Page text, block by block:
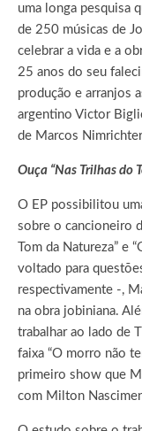
uma longa pesquisa
de 250 músicas de
celebrar a vida e a
25 anos do seu
produção e arranjos
argentino Victor
de Marcos
Ouça “Nas Trilhas do
O EP possibilitou
sobre o cancioneiro
Tom da Natureza” e
voltado para
respectivamente -,
na obra jobiniana.
trabalhar ao lado de
faixa “O morro não
primeiro show que
com Milton